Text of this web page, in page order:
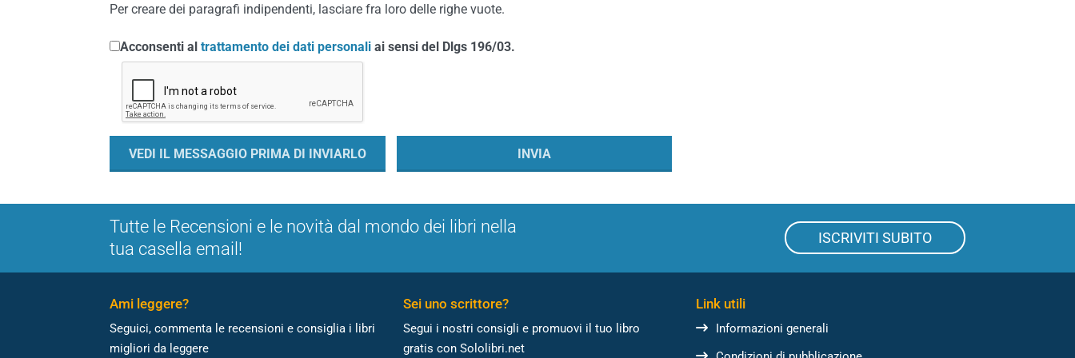
Per creare dei paragrafi indipendenti, lasciare fra loro delle righe vuote.
Acconsenti al trattamento dei dati personali ai sensi del Dlgs 196/03.
Tutte le Recensioni e le novità dal mondo dei libri nella
tua casella email!
ISCRIVITI SUBITO
Ami leggere?
Seguici, commenta le recensioni e consiglia i libri
migliori da leggere
Sei uno scrittore?
Segui i nostri consigli e promuovi il tuo libro
gratis con Sololibri.net
Link utili
Informazioni generali